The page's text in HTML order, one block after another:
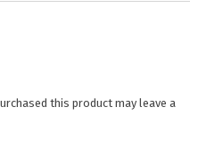
this product may leave a